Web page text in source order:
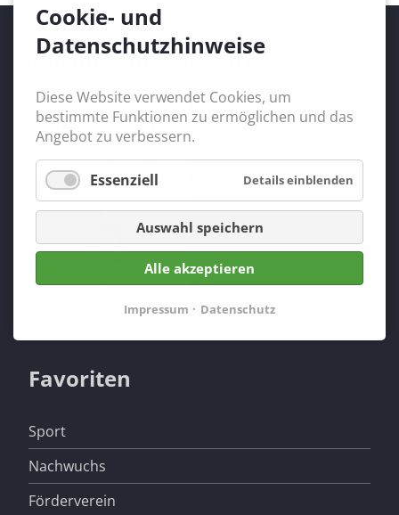
Dachorganisationen
Favoriten
Navigation
überspringen
Sport
Nachwuchs
Förderverein
Cookie- und
Datenschutzhinweise
Diese Website verwendet Cookies, um
bestimmte Funktionen zu ermöglichen und das
Angebot zu verbessern.
Essenziell Details einblenden
Auswahl speichern
Alle akzeptieren
Impressum Datenschutz